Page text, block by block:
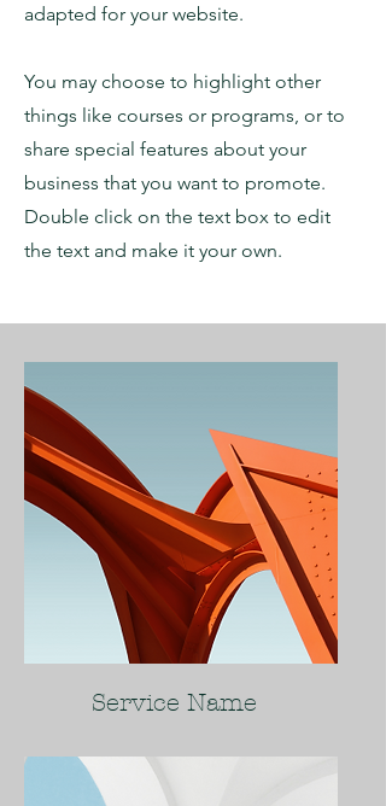
adapted for your website.
You may choose to highlight other
things like courses or programs, or to
share special features about your
business that you want to promote.
Double click on the text box to edit
the text and make it your own.
Service Name